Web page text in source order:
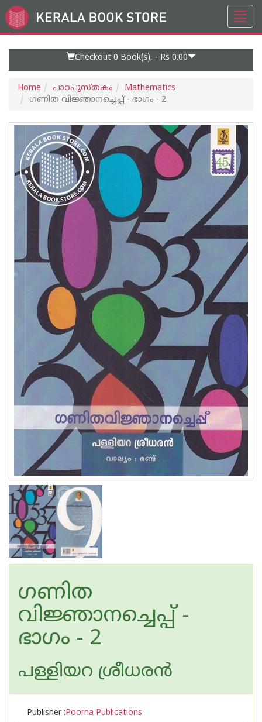
Go
to
Checkout 0 Book(s), - Rs 0.00
Home പാഠപുസ്തകം
Mathematics
ഗണിത വിജ്ഞാനച്ചെപ്പ് - ഭാഗം - 2
ഗണിത
വിജ്ഞാനച്ചെപ്പ് -
ഭാഗം - 2
പള്ളിയറ ശ്രീധര‌ന്‍
Publisher :Poorna Publications